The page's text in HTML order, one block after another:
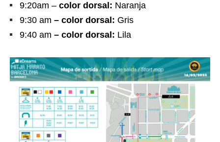
9:20am – color dorsal: Naranja
9:30 am – color dorsal: Gris
9:40 am – color dorsal: Lila